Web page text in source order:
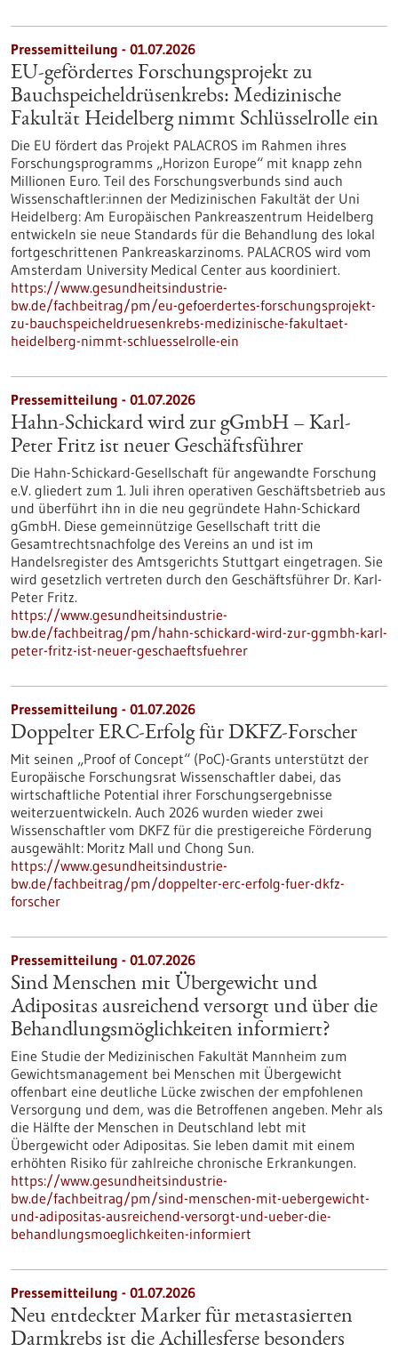
Pressemitteilung - 01.07.2026
EU-gefördertes Forschungsprojekt zu
Bauchspeicheldrüsenkrebs: Medizinische
Fakultät Heidelberg nimmt Schlüsselrolle ein
Die EU fördert das Projekt PALACROS im Rahmen ihres
Forschungsprogramms „Horizon Europe“ mit knapp zehn
Millionen Euro. Teil des Forschungsverbunds sind auch
Wissenschaftler:innen der Medizinischen Fakultät der Uni
Heidelberg: Am Europäischen Pankreaszentrum Heidelberg
entwickeln sie neue Standards für die Behandlung des lokal
fortgeschrittenen Pankreaskarzinoms. PALACROS wird vom
Amsterdam University Medical Center aus koordiniert.
https://www.gesundheitsindustrie-
bw.de/fachbeitrag/pm/eu-gefoerdertes-forschungsprojekt-
zu-bauchspeicheldruesenkrebs-medizinische-fakultaet-
heidelberg-nimmt-schluesselrolle-ein
Pressemitteilung - 01.07.2026
Hahn-Schickard wird zur gGmbH – Karl-
Peter Fritz ist neuer Geschäftsführer
Die Hahn-Schickard-Gesellschaft für angewandte Forschung
e.V. gliedert zum 1. Juli ihren operativen Geschäftsbetrieb aus
und überführt ihn in die neu gegründete Hahn-Schickard
gGmbH. Diese gemeinnützige Gesellschaft tritt die
Gesamtrechtsnachfolge des Vereins an und ist im
Handelsregister des Amtsgerichts Stuttgart eingetragen. Sie
wird gesetzlich vertreten durch den Geschäftsführer Dr. Karl-
Peter Fritz.
https://www.gesundheitsindustrie-
bw.de/fachbeitrag/pm/hahn-schickard-wird-zur-ggmbh-karl-
peter-fritz-ist-neuer-geschaeftsfuehrer
Pressemitteilung - 01.07.2026
Doppelter ERC-Erfolg für DKFZ-Forscher
Mit seinen „Proof of Concept“ (PoC)-Grants unterstützt der
Europäische Forschungsrat Wissenschaftler dabei, das
wirtschaftliche Potential ihrer Forschungsergebnisse
weiterzuentwickeln. Auch 2026 wurden wieder zwei
Wissenschaftler vom DKFZ für die prestigereiche Förderung
ausgewählt: Moritz Mall und Chong Sun.
https://www.gesundheitsindustrie-
bw.de/fachbeitrag/pm/doppelter-erc-erfolg-fuer-dkfz-
forscher
Pressemitteilung - 01.07.2026
Sind Menschen mit Übergewicht und
Adipositas ausreichend versorgt und über die
Behandlungsmöglichkeiten informiert?
Eine Studie der Medizinischen Fakultät Mannheim zum
Gewichtsmanagement bei Menschen mit Übergewicht
offenbart eine deutliche Lücke zwischen der empfohlenen
Versorgung und dem, was die Betroffenen angeben. Mehr als
die Hälfte der Menschen in Deutschland lebt mit
Übergewicht oder Adipositas. Sie leben damit mit einem
erhöhten Risiko für zahlreiche chronische Erkrankungen.
https://www.gesundheitsindustrie-
bw.de/fachbeitrag/pm/sind-menschen-mit-uebergewicht-
und-adipositas-ausreichend-versorgt-und-ueber-die-
behandlungsmoeglichkeiten-informiert
Pressemitteilung - 01.07.2026
Neu entdeckter Marker für metastasierten
Darmkrebs ist die Achillesferse besonders